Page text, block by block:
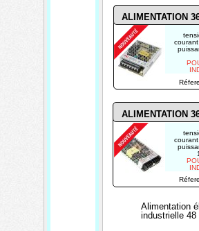
Alimentation
industrielle 48
ALIMENTATION
ALIMENTATION